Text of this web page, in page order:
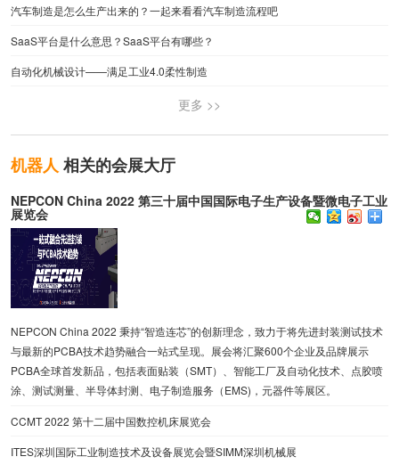
汽车制造是怎么生产出来的？一起来看看汽车制造流程吧
SaaS平台是什么意思？SaaS平台有哪些？
自动化机械设计——满足工业4.0柔性制造
更多 >>
机器人 相关的会展大厅
NEPCON China 2022 第三十届中国国际电子生产设备暨微电子工业
展览会
NEPCON China 2022 秉持“智造连芯”的创新理念，致力于将先进封装测试技术
与最新的PCBA技术趋势融合一站式呈现。展会将汇聚600个企业及品牌展示
PCBA全球首发新品，包括表面贴装（SMT）、智能工厂及自动化技术、点胶喷
涂、测试测量、半导体封测、电子制造服务（EMS)，元器件等展区。
CCMT 2022 第十二届中国数控机床展览会
ITES深圳国际工业制造技术及设备展览会暨SIMM深圳机械展